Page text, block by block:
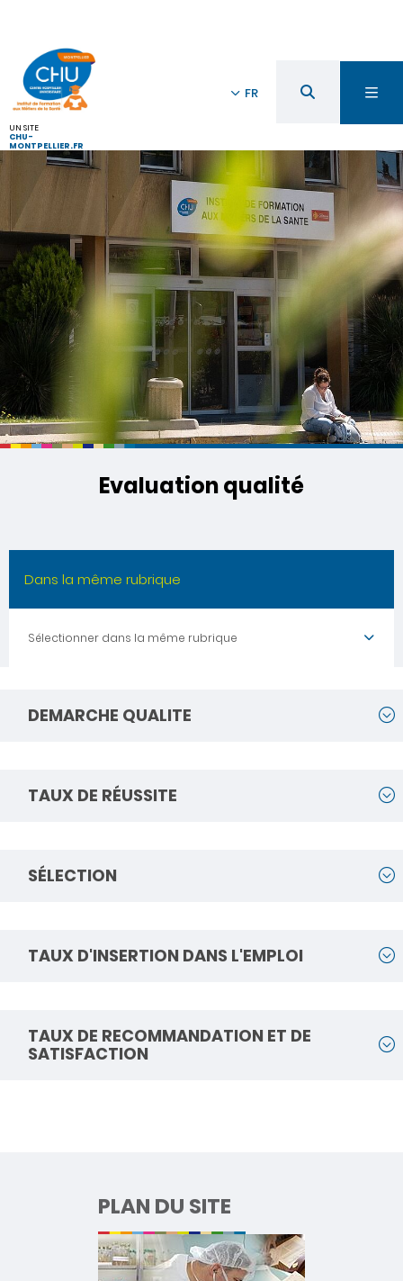
UN SITE
CHU-
MONTPELLIER.FR
FR
Evaluation qualité
Dans la même rubrique
Sélectionner dans la même rubrique
DEMARCHE QUALITE
TAUX DE RÉUSSITE
SÉLECTION
TAUX D'INSERTION DANS L'EMPLOI
TAUX DE RECOMMANDATION ET DE
SATISFACTION
PLAN DU SITE